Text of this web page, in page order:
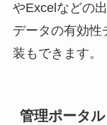
やExcelなどの
データの有効性
装もできます。
管理ポータル